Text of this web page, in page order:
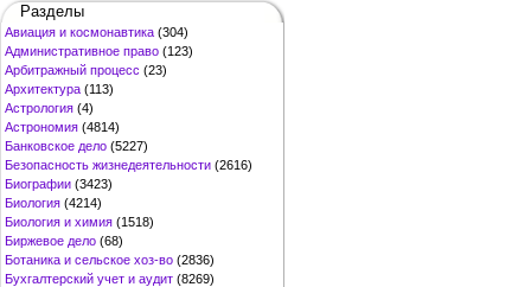
Разделы
Авиация и космонавтика (304)
Административное право (123)
Арбитражный процесс (23)
Архитектура (113)
Астрология (4)
Астрономия (4814)
Банковское дело (5227)
Безопасность жизнедеятельности (2616)
Биографии (3423)
Биология (4214)
Биология и химия (1518)
Биржевое дело (68)
Ботаника и сельское хоз-во (2836)
Бухгалтерский учет и аудит (8269)